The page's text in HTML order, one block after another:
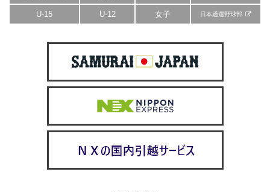
U-15 U-12 女子 日本通運野球部